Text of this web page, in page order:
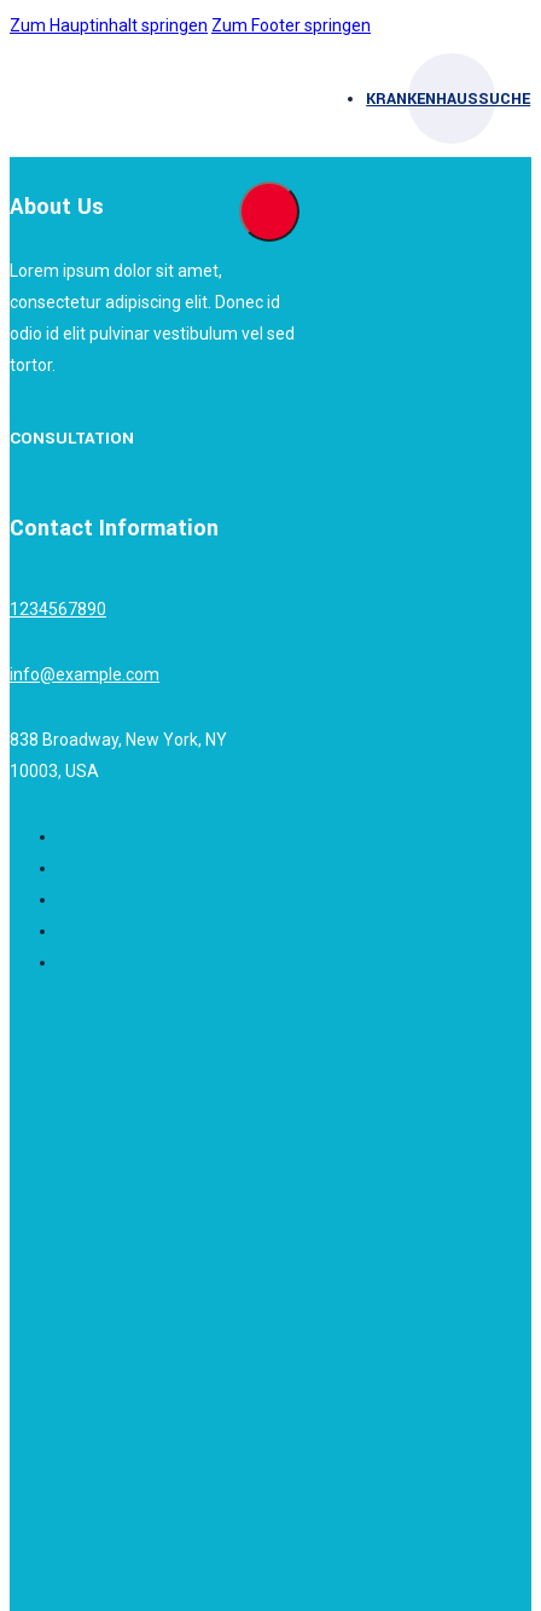
Zum Hauptinhalt springen Zum Footer springen
KRANKENHAUSSUCHE
About Us
Lorem ipsum dolor sit amet,
consectetur adipiscing elit. Donec id
odio id elit pulvinar vestibulum vel sed
tortor.
CONSULTATION
Contact Information
1234567890
info@example.com
838 Broadway, New York, NY
10003, USA